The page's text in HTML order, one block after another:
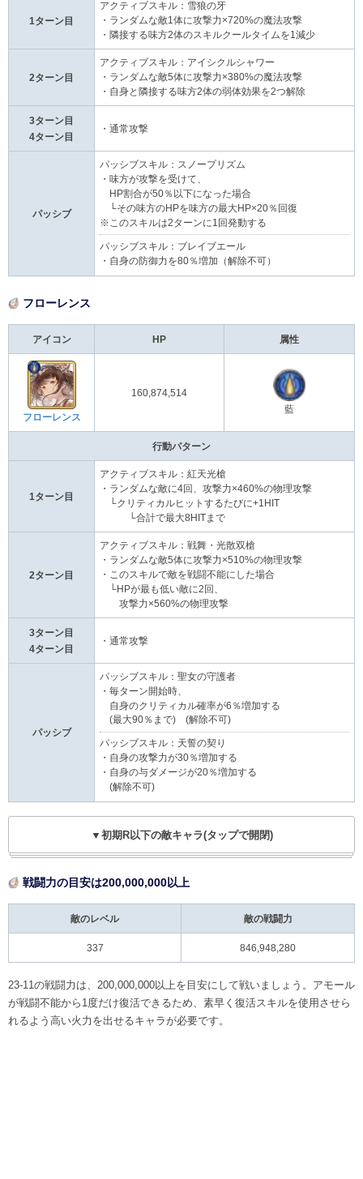
1ターン目
アクティブスキル：雪狼の牙
・ランダムな敵1体に攻撃力×720%の魔法攻撃
・隣接する味方2体のスキルクールタイムを1減少
2ターン目
アクティブスキル：アイシクルシャワー
・ランダムな敵5体に攻撃力×380%の魔法攻撃
・自身と隣接する味方2体の弱体効果を2つ解除
3ターン目
4ターン目
・通常攻撃
パッシブ
パッシブスキル：スノープリズム
・味方が攻撃を受けて、
HP割合が50％以下になった場合
└その味方のHPを味方の最大HP×20％回復
※このスキルは2ターンに1回発動する
パッシブスキル：ブレイブエール
・自身の防御力を80％増加（解除不可）
フローレンス
アイコン HP 属性
フローレンス
160,874,514
藍
行動パターン
1ターン目
アクティブスキル：紅天光槍
・ランダムな敵に4回、攻撃力×460%の物理攻撃
└クリティカルヒットするたびに+1HIT
└合計で最大8HITまで
2ターン目
アクティブスキル：戦舞・光散双槍
・ランダムな敵5体に攻撃力×510%の物理攻撃
・このスキルで敵を戦闘不能にした場合
└HPが最も低い敵に2回、
攻撃力×560%の物理攻撃
3ターン目
4ターン目
・通常攻撃
パッシブ
パッシブスキル：聖女の守護者
・毎ターン開始時、
自身のクリティカル確率が6％増加する
(最大90％まで) (解除不可)
パッシブスキル：天誓の契り
・自身の攻撃力が30％増加する
・自身の与ダメージが20％増加する
(解除不可)
▼初期R以下の敵キャラ(タップで開閉)
戦闘力の目安は200,000,000以上
敵のレベル 敵の戦闘力
337 846,948,280
23-11の戦闘力は、200,000,000以上を目安にして戦いましょう。アモール
が戦闘不能から1度だけ復活できるため、素早く復活スキルを使用させら
れるよう高い火力を出せるキャラが必要です。